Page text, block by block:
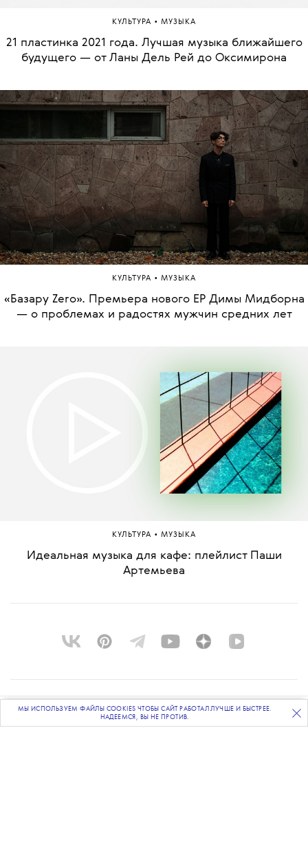
ПОДПИСЫВАЙТЕСЬНА НАШУ ВЕЧЕРНЮЮ РАССЫЛКУ
КУЛЬТУРА • МУЗЫКА
21 пластинка 2021 года. Лучшая музыка ближайшего
будущего — от Ланы Дель Рей до Оксимирона
КУЛЬТУРА • МУЗЫКА
«Базару Zero». Премьера нового EP Димы Мидборна
— о проблемах и радостях мужчин средних лет
КУЛЬТУРА • МУЗЫКА
Идеальная музыка для кафе: плейлист Паши
Артемьева
О ПРОЕКТЕ
КОМАНДА
МЫ ИСПОЛЬЗУЕМ ФАЙЛЫ COOKIES ЧТОБЫ САЙТ РАБОТАЛ ЛУЧШЕ И БЫСТРЕЕ.
НАДЕЕМСЯ, ВЫ НЕ ПРОТИВ.